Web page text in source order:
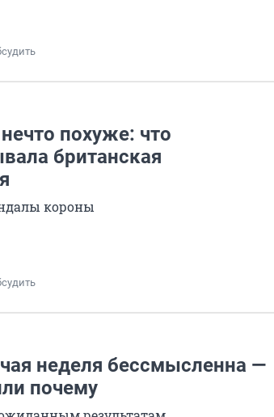
похуже: что
британская
короны
неделя бессмысленна —
почему